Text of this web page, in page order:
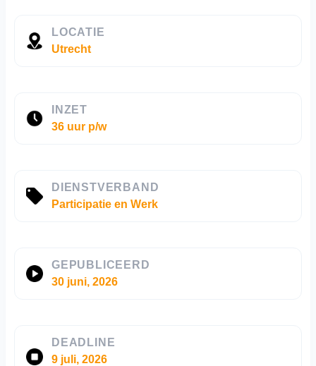
LOCATIE
Utrecht
INZET
36 uur p/w
DIENSTVERBAND
Participatie en Werk
GEPUBLICEERD
30 juni, 2026
DEADLINE
9 juli, 2026